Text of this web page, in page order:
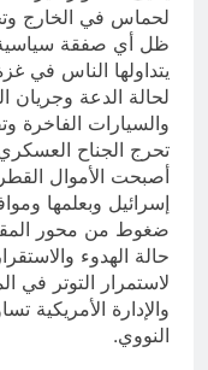
لحماس في الخارج
ظل أي صفقة سياسية
يتداولها الناس
لحالة الدعة وجريان
والسيارات
تحرج الجناح
أصبحت الأموال
إسرائيل وبعلمها
ضغوط من محور
حالة الهدوء
لاستمرار التوتر في
والإدارة الأمريكية
النووي.